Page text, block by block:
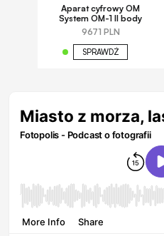
Aparat cyfrowy OM
System OM-1 II body
9671 PLN
SPRAWDŹ